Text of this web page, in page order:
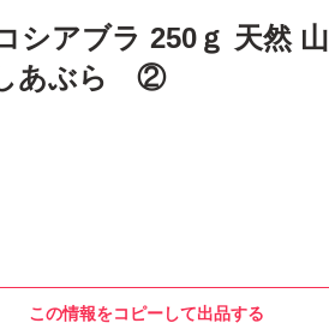
シアブラ 250ｇ 天然 山
あぶら ②
この情報をコピーして出品する